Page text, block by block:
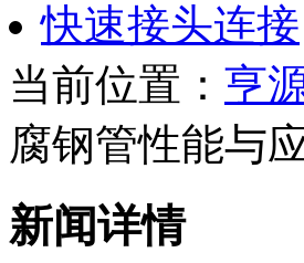
快速接头连接
当前位置： 亨
腐钢管性能与
新闻详情